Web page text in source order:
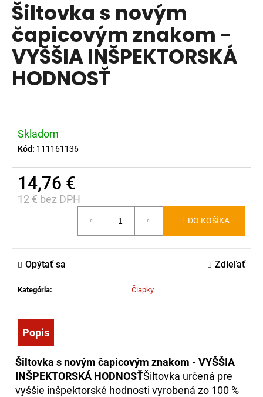
produktu
je
0,0
z
5
hviezdičiek.
Šiltovka s novým
čapicovým znakom -
VYŠŠIA INŠPEKTORSKÁ
HODNOSŤ
Skladom
Kód: 111161136
14,76 €
12 € bez DPH
DO KOŠÍKA
Kategória: Čiapky
Opýtať sa Zdieľať
Popis
Šiltovka s novým čapicovým znakom - VYŠŠIA
INŠPEKTORSKÁ HODNOSŤŠiltovka určená pre
vyššie inšpektorské hodnosti vyrobená zo 100 %
á
j
s
ť
?
O
r
ú
č
a
m
ZÁSAHOVÁ
HADICA
BOD
C52
EPDM